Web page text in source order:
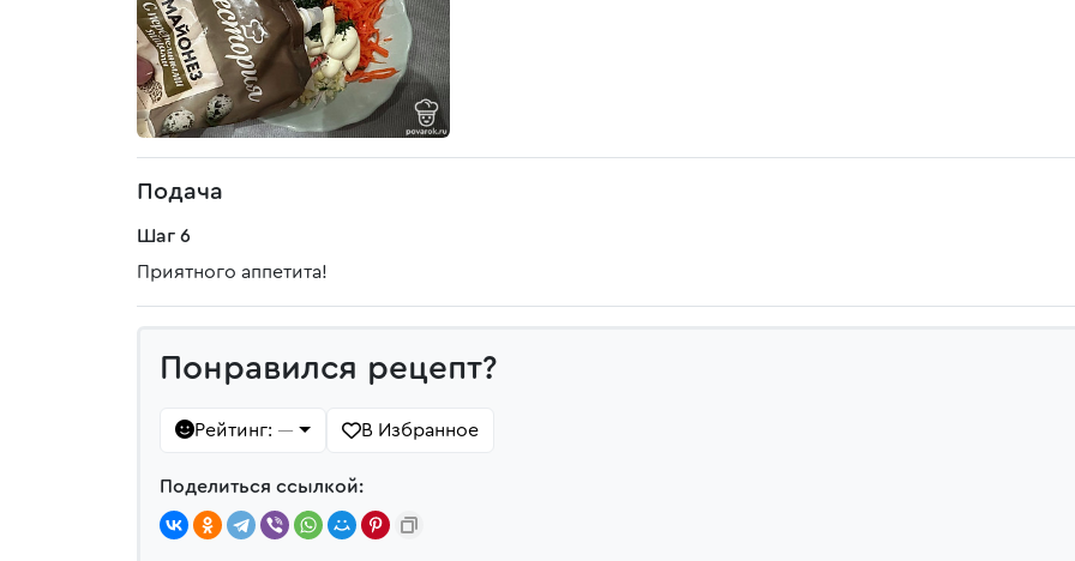
Подача
Шаг 6
Приятного аппетита!
Понравился рецепт?
Рейтинг: — В Избранное
Поделиться ссылкой: